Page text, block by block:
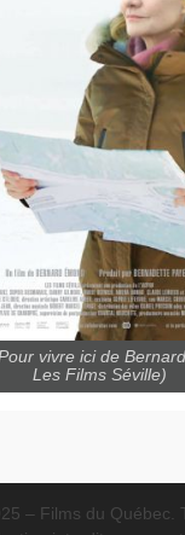
vivre ici de
Les Films Séville)
– Films du Québec.